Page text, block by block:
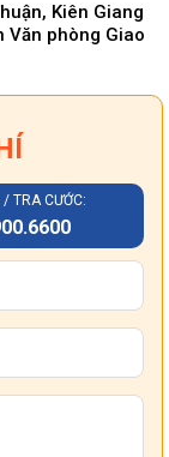
Kiên Giang
Văn phòng Giao
/ TRA CƯỚC: